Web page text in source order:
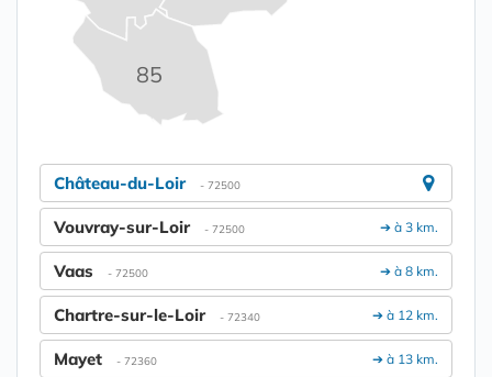
85
Château-du-Loir - 72500
➔ à 3 km.
Vouvray-sur-Loir - 72500
➔ à 8 km.
Vaas - 72500
➔ à 12 km.
Chartre-sur-le-Loir - 72340
➔ à 13 km.
Mayet - 72360